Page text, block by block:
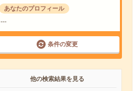
あなたのプロフィール
---
条件の変更
他の検索結果を見る